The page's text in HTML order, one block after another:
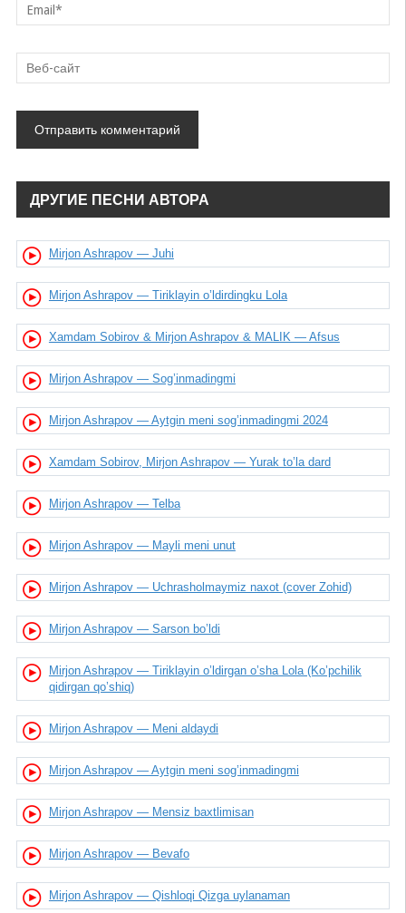
ДРУГИЕ ПЕСНИ АВТОРА
Mirjon Ashrapov — Juhi
Mirjon Ashrapov — Tiriklayin o’ldirdingku Lola
Xamdam Sobirov & Mirjon Ashrapov & MALIK — Afsus
Mirjon Ashrapov — Sog’inmadingmi
Mirjon Ashrapov — Aytgin meni sog’inmadingmi 2024
Xamdam Sobirov, Mirjon Ashrapov — Yurak to’la dard
Mirjon Ashrapov — Telba
Mirjon Ashrapov — Mayli meni unut
Mirjon Ashrapov — Uchrasholmaymiz naxot (cover Zohid)
Mirjon Ashrapov — Sarson bo’ldi
Mirjon Ashrapov — Tiriklayin o’ldirgan o’sha Lola (Ko’pchilik
qidirgan qo’shiq)
Mirjon Ashrapov — Meni aldaydi
Mirjon Ashrapov — Aytgin meni sog’inmadingmi
Mirjon Ashrapov — Mensiz baxtlimisan
Mirjon Ashrapov — Bevafo
Mirjon Ashrapov — Qishloqi Qizga uylanaman